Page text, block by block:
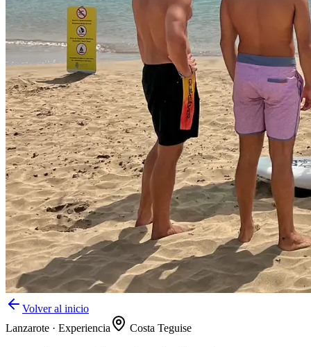
Volver al inicio
Lanzarote · Experiencia Costa Teguise